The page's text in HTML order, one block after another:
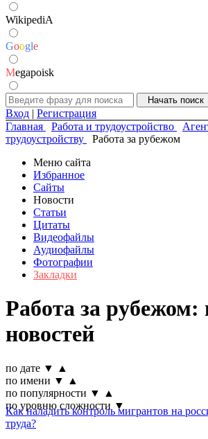
WikipediA
Google
Megapoisk
Вход | Регистрация
Главная
Работа и трудоустройство
трудоустройству
Работа за рубежом
Меню сайта
Избранное
Сайты
Новости
Статьи
Цитаты
Видеофайлы
Аудиофайлы
Фотографии
Закладки
Работа за рубежом:
новостей
по дате ▼
▲
по имени ▼
▲
по популярности ▼
▲
по уровню сложности ▼
Как наладить контроль мигрантов на
труда?